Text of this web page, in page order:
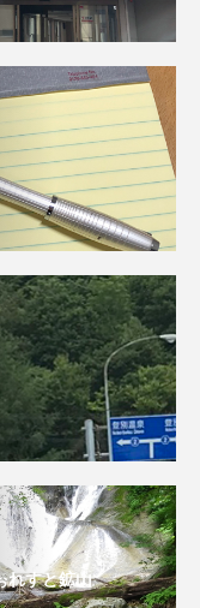
すと鉱山